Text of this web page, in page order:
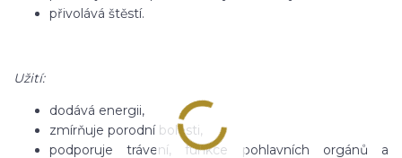
přivolává štěstí.
Užití:
dodává energii,
zmírňuje porodní bolesti,
podporuje trávení, funkce pohlavních orgánů a